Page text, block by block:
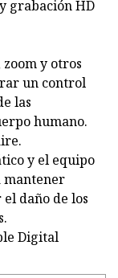
grabación HD
y otros
un control
las
humano.
y el equipo
mantener
daño de los